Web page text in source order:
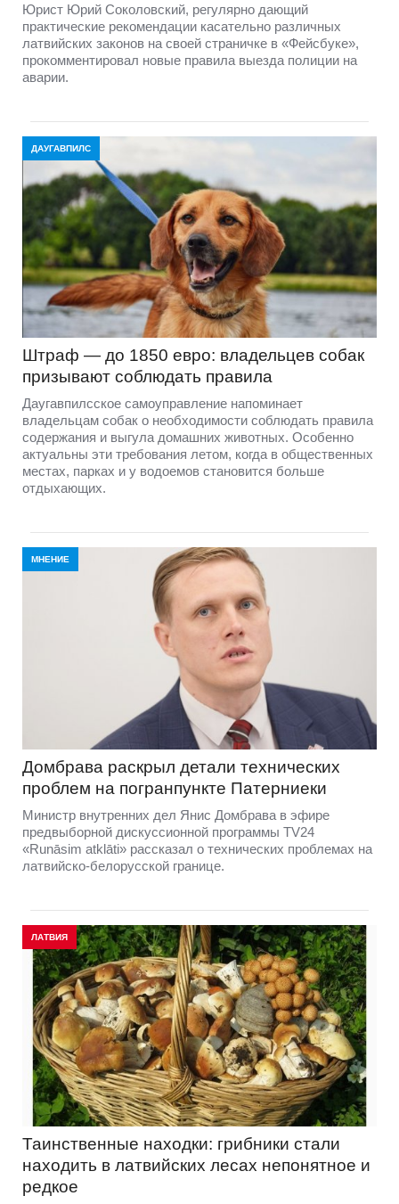
Юрист Юрий Соколовский, регулярно дающий
практические рекомендации касательно различных
латвийских законов на своей страничке в «Фейсбуке»,
прокомментировал новые правила выезда полиции на
аварии.
ДАУГАВПИЛС
Штраф — до 1850 евро: владельцев собак
призывают соблюдать правила
Даугавпилсское самоуправление напоминает
владельцам собак о необходимости соблюдать правила
содержания и выгула домашних животных. Особенно
актуальны эти требования летом, когда в общественных
местах, парках и у водоемов становится больше
отдыхающих.
МНЕНИЕ
Домбравa раскрыл детали технических
проблем на погранпункте Патерниеки
Министр внутренних дел Янис Домбрава в эфире
предвыборной дискуссионной программы TV24
«Runāsim atklāti» рассказал о технических проблемах на
латвийско-белорусской границе.
ЛАТВИЯ
Таинственные находки: грибники стали
находить в латвийских лесах непонятное и
редкое